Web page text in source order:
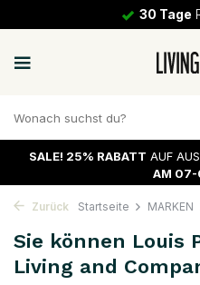
30 Tage
SALE! 25% RABATT AUF
AM
Zurück Startseite MARKEN
Sie können Louis
Living and